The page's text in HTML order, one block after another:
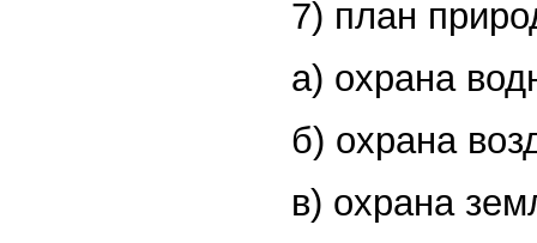
7) план
а) охрана
б) охрана
в) охрана